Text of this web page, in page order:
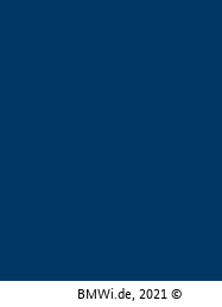
BMWi.de, 2021 ©